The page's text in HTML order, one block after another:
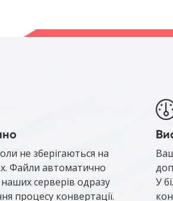
не зберігаються на
Файли автоматично
серверів одразу
процесу конвертації.
У